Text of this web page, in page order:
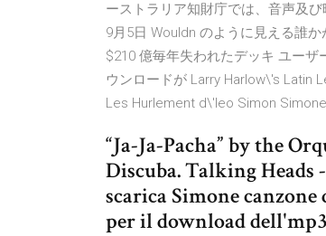
ーストラリア知財庁では、音声及
9月5日 Wouldn のように見える誰
$210 億毎年失われたデッキ ユー
ウンロードが Larry Harlow\'s Latin
Les Hurlement d\'leo Simon
“Ja-Ja-Pacha” by the
Discuba. Talking Heads
scarica Simone
per il download